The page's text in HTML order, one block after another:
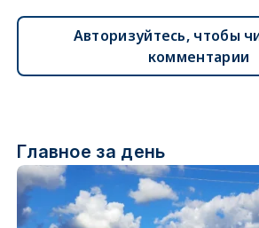
Авторизуйтесь, чтобы
комментарии
Главное за день